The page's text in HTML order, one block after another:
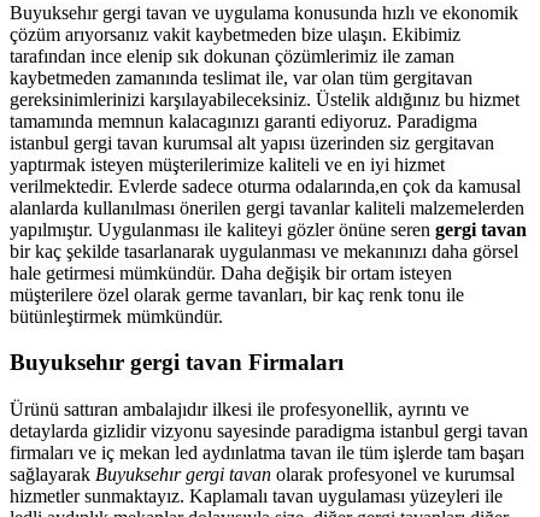
Buyuksehır gergi tavan ve uygulama konusunda hızlı ve ekonomik
çözüm arıyorsanız vakit kaybetmeden bize ulaşın. Ekibimiz
tarafından ince elenip sık dokunan çözümlerimiz ile zaman
kaybetmeden zamanında teslimat ile, var olan tüm gergitavan
gereksinimlerinizi karşılayabileceksiniz. Üstelik aldığınız bu hizmet
tamamında memnun kalacagınızı garanti ediyoruz. Paradigma
istanbul gergi tavan kurumsal alt yapısı üzerinden siz gergitavan
yaptırmak isteyen müşterilerimize kaliteli ve en iyi hizmet
verilmektedir. Evlerde sadece oturma odalarında,en çok da kamusal
alanlarda kullanılması önerilen gergi tavanlar kaliteli malzemelerden
yapılmıştır. Uygulanması ile kaliteyi gözler önüne seren gergi tavan
bir kaç şekilde tasarlanarak uygulanması ve mekanınızı daha görsel
hale getirmesi mümkündür. Daha değişik bir ortam isteyen
müşterilere özel olarak germe tavanları, bir kaç renk tonu ile
bütünleştirmek mümkündür.
Buyuksehır gergi tavan Firmaları
Ürünü sattıran ambalajıdır ilkesi ile profesyonellik, ayrıntı ve
detaylarda gizlidir vizyonu sayesinde paradigma istanbul gergi tavan
firmaları ve iç mekan led aydınlatma tavan ile tüm işlerde tam başarı
sağlayarak Buyuksehır gergi tavan olarak profesyonel ve kurumsal
hizmetler sunmaktayız. Kaplamalı tavan uygulaması yüzeyleri ile